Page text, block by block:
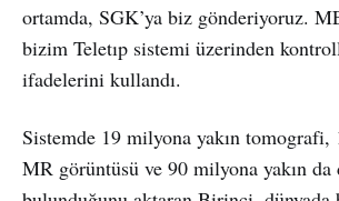
ortamda, SGK’ya biz gönderiyoruz.
bizim Teletıp sistemi üzerinden
ifadelerini kullandı.
Sistemde 19 milyona yakın tomografi,
MR görüntüsü ve 90 milyona yakın